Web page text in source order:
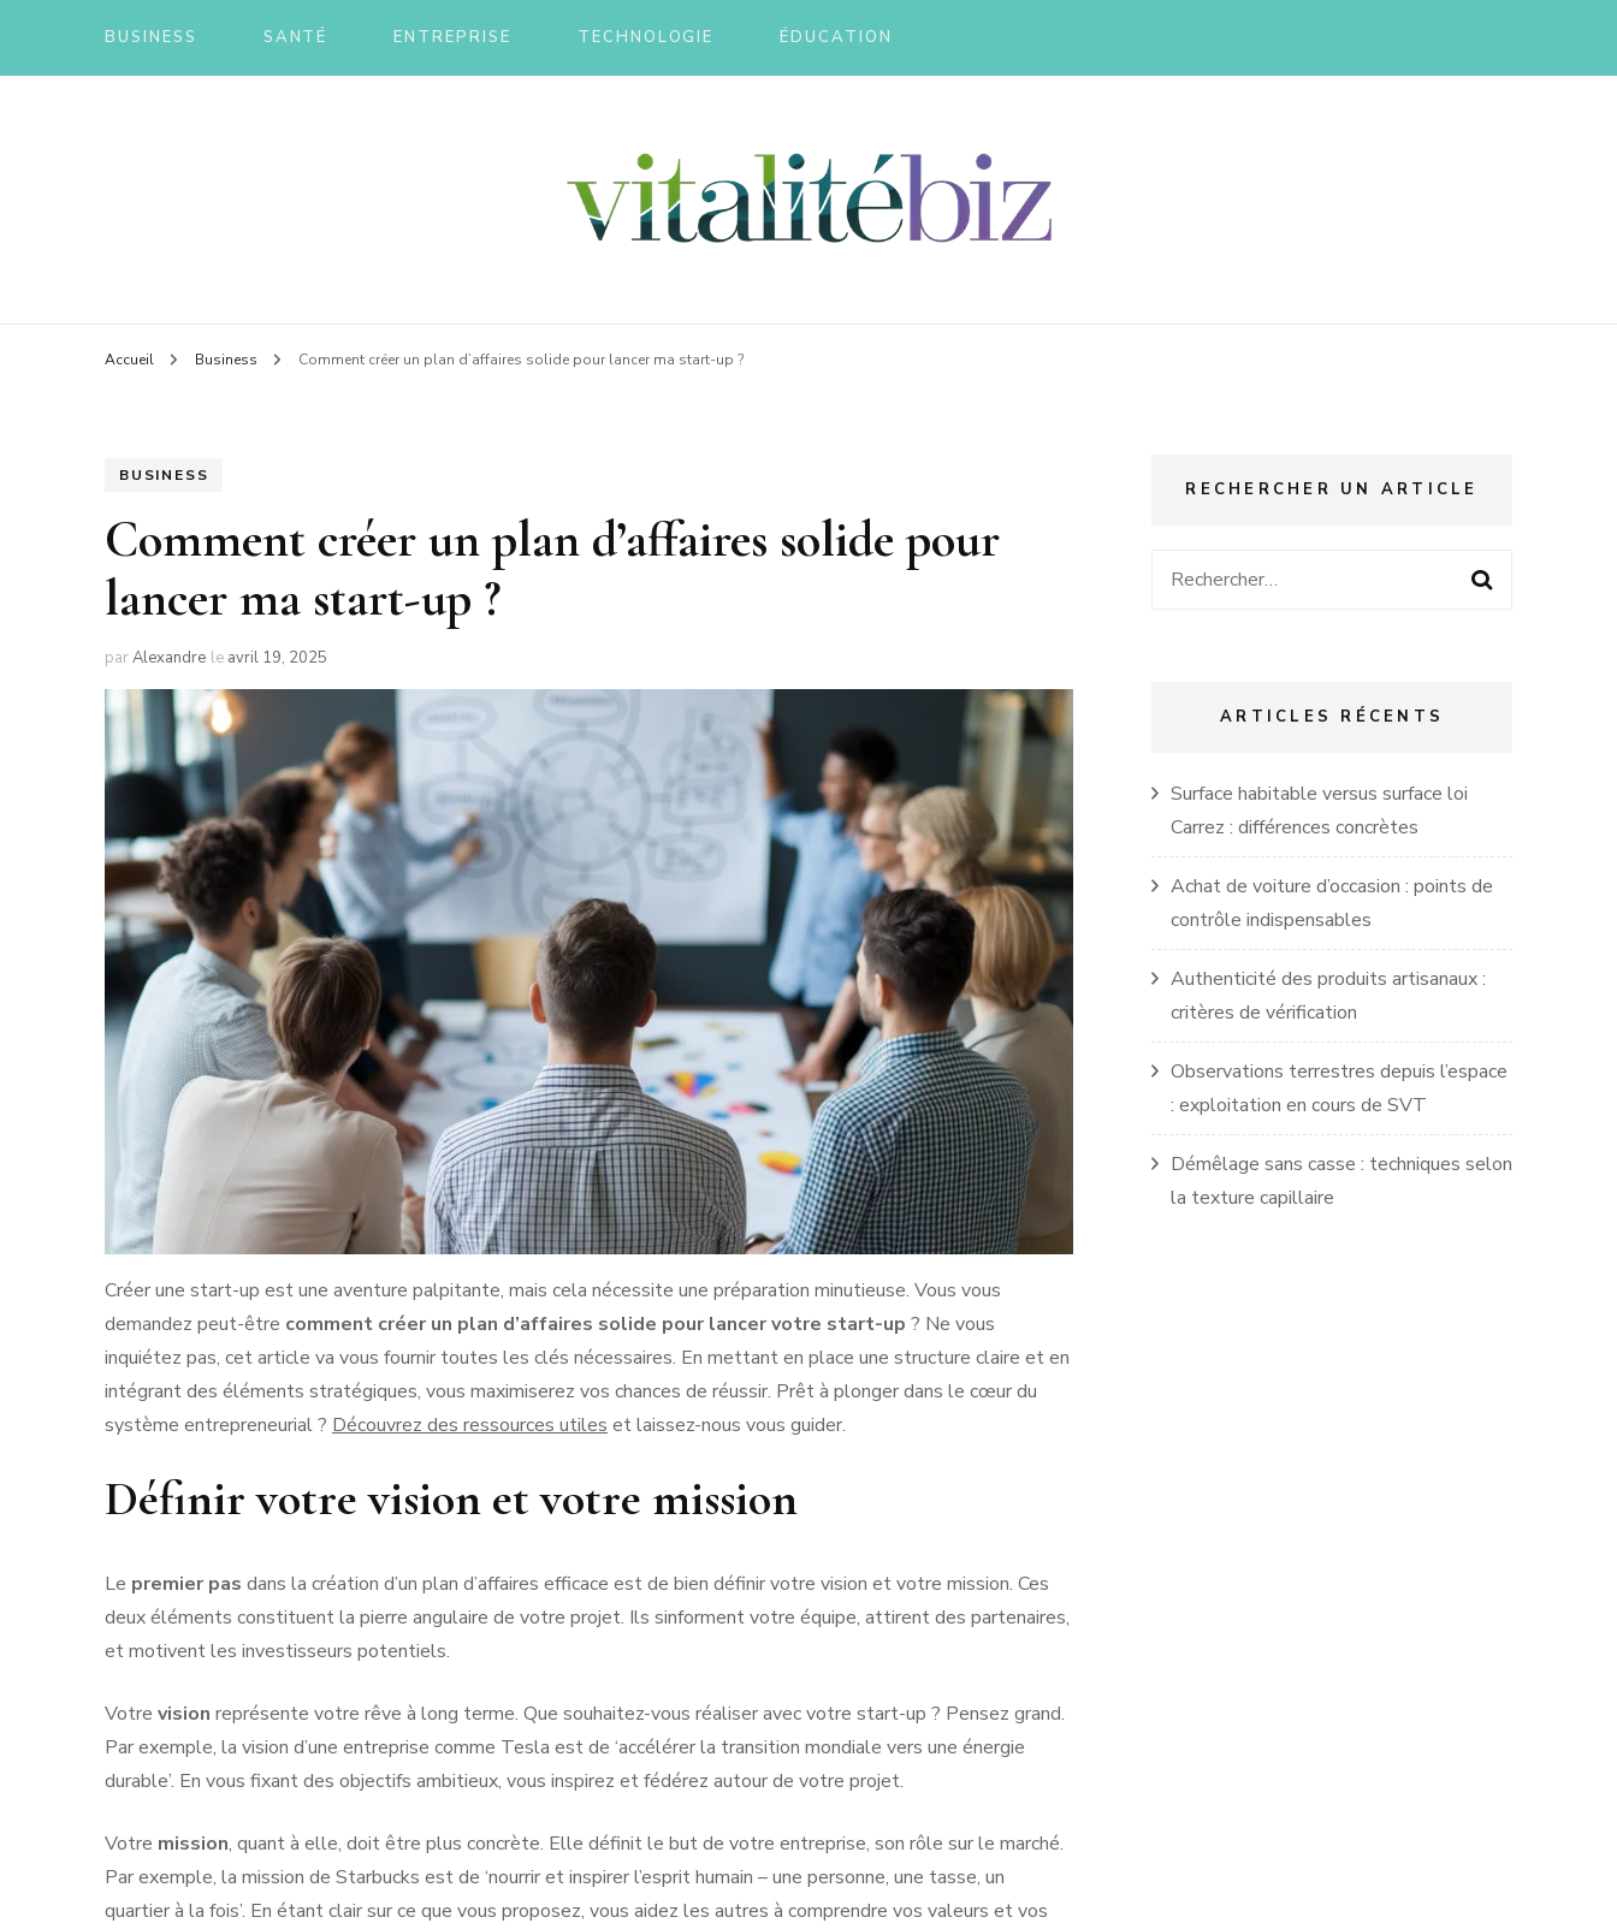
BUSINESS SANTÉ ENTREPRISE TECHNOLOGIE ÉDUCATION
Vitalitebiz
Accueil Business Comment créer un plan d’affaires solide pour lancer ma start-up ?
BUSINESS
Comment créer un plan d’affaires solide pour
lancer ma start-up ?
parAlexandre le avril 19, 2025
Créer une start-up est une aventure palpitante, mais cela nécessite une préparation minutieuse. Vous vous
demandez peut-être comment créer un plan d’affaires solide pour lancer votre start-up ? Ne vous
inquiétez pas, cet article va vous fournir toutes les clés nécessaires. En mettant en place une structure claire et en
intégrant des éléments stratégiques, vous maximiserez vos chances de réussir. Prêt à plonger dans le cœur du
système entrepreneurial ? Découvrez des ressources utiles et laissez-nous vous guider.
Définir votre vision et votre mission
Le premier pas dans la création d’un plan d’affaires efficace est de bien définir votre vision et votre mission. Ces
deux éléments constituent la pierre angulaire de votre projet. Ils sinforment votre équipe, attirent des partenaires,
et motivent les investisseurs potentiels.
Votre vision représente votre rêve à long terme. Que souhaitez-vous réaliser avec votre start-up ? Pensez grand.
Par exemple, la vision d’une entreprise comme Tesla est de ‘accélérer la transition mondiale vers une énergie
durable’. En vous fixant des objectifs ambitieux, vous inspirez et fédérez autour de votre projet.
Votre mission, quant à elle, doit être plus concrète. Elle définit le but de votre entreprise, son rôle sur le marché.
Par exemple, la mission de Starbucks est de ‘nourrir et inspirer l’esprit humain – une personne, une tasse, un
quartier à la fois’. En étant clair sur ce que vous proposez, vous aidez les autres à comprendre vos valeurs et vos
RECHERCHER UN ARTICLE
Rechercher :
ARTICLES RÉCENTS
Surface habitable versus surface loi
Carrez : différences concrètes
Achat de voiture d’occasion : points de
contrôle indispensables
Authenticité des produits artisanaux :
critères de vérification
Observations terrestres depuis l’espace
: exploitation en cours de SVT
Démêlage sans casse : techniques selon
la texture capillaire